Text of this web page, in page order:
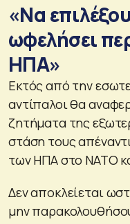
«Να
ωφελήσει
ΗΠΑ»
Εκτός από την
αντίπαλοι θα
ζητήματα της
στάση τους
των ΗΠΑ στο ΝΑΤΟ
Δεν αποκλείεται
μην